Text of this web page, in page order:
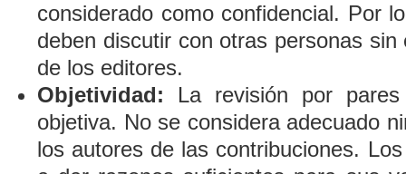
considerado como confidencial. Por
deben discutir con otras personas
de los editores.
Objetividad: La revisión por
objetiva. No se considera adecuado
los autores de las contribuciones.